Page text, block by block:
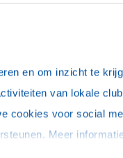
en om inzicht te
van lokale
cookies voor social
(Rotaract)